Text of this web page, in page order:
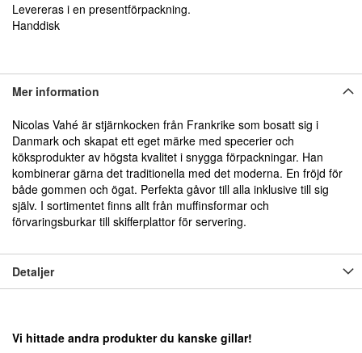
Levereras i en presentförpackning.
Handdisk
Mer information
Nicolas Vahé är stjärnkocken från Frankrike som bosatt sig i
Danmark och skapat ett eget märke med specerier och
köksprodukter av högsta kvalitet i snygga förpackningar. Han
kombinerar gärna det traditionella med det moderna. En fröjd för
både gommen och ögat. Perfekta gåvor till alla inklusive till sig
själv. I sortimentet finns allt från muffinsformar och
förvaringsburkar till skifferplattor för servering.
Detaljer
Vi hittade andra produkter du kanske gillar!